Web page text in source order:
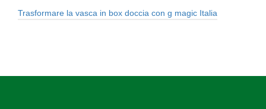
Trasformare la vasca in box doccia con g magic Italia